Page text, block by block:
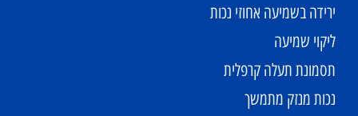
ירידה בשמיעה אחוזי נכות
ליקוי שמיעה
תסמונת תעלה קרפלית
נכות מנזק מתמשך